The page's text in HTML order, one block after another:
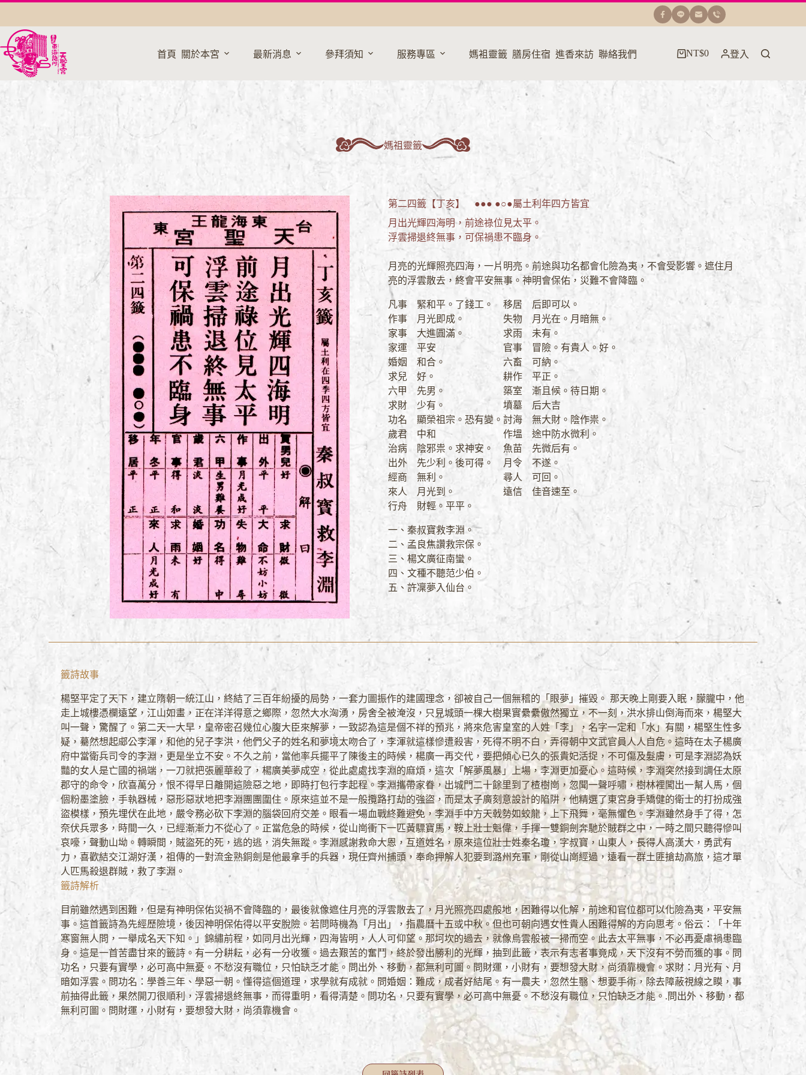
要
首頁 關於本宮 最新消息 參拜須知 服務專區 媽袓靈籤 膳房住宿 進香來訪 聯絡我們
購
NT$0 登入
媽祖靈籤
第二四籤【丁亥】 ●●● ●○●屬土利年四方皆宜
月出光輝四海明， 前途祿位見太平。
浮雲掃退終無事， 可保禍患不臨身。
月亮的光輝照亮四海，一片明亮。前途與功名都會化險為夷，不會受影響。遮住月
亮的浮雲散去，終會平安無事。神明會保佑，災難不會降臨。
凡事 緊和平。了錢工。
作事 月光即成。
家事 大進圓滿。
家運 平安
婚姻 和合。
求兒 好。
六甲 先男。
求財 少有。
功名 顯榮祖宗。恐有變。
歲君 中和
治病 陰邪祟。求神安。
出外 先少利。後可得。
經商 無利。
來人 月光到。
行舟 財輕。平平。
移居 后即可以。
失物 月光在。月暗無。
求雨 未有。
官事 冒險。有貴人。好。
六畜 可納。
耕作 平正。
築室 漸且候。待日期。
墳墓 后大吉
討海 無大財。陰作祟。
作塭 途中防水微利。
魚苗 先微后有。
月令 不遂。
尋人 可回。
遠信 佳音速至。
一、秦叔寶救李淵。
二、孟良焦讚救宗保。
三、楊文廣征南蠻。
四、文種不聽范少伯。
五、許凜夢入仙台。
籤詩故事
楊堅平定了天下，建立隋朝一統江山，終結了三百年紛擾的局勢，一套力圖振作的建國理念，卻被自己一個無稽的「眼夢」摧毀。 那天晚上剛要入眠，朦朧中，他
走上城樓憑欄遠望，江山如畫，正在洋洋得意之鄉際，忽然大水洶湧，房舍全被淹沒，只見城頭一棵大樹果實纍纍傲然獨立，不一刻，洪水排山倒海而來，楊堅大
叫一聲，驚醒了。第二天一大早，皇帝密召幾位心腹大臣來解夢，一致認為這是個不祥的預兆，將來危害皇室的人姓「李」，名字一定和「水」有關，楊堅生性多
疑，驀然想起郕公李渾，和他的兒子李洪，他們父子的姓名和夢境太吻合了，李渾就這樣慘遭殺害，死得不明不白，弄得朝中文武官員人人自危。這時在太子楊廣
府中當衛兵司令的李淵，更是坐立不安。不久之前，當他率兵擺平了陳後主的時候，楊廣一再交代，要把傾心已久的張貴妃活捉，不可傷及髮膚，可是李淵認為妖
豔的女人是亡國的禍端，一刀就把張麗華殺了，楊廣美夢成空，從此處處找李淵的麻煩，這次「解夢風暴」上場，李淵更加憂心。這時候，李淵突然接到調任太原
郡守的命令，欣喜萬分，恨不得早日離開這險惡之地，即時打包行李起程。李淵攜帶家眷，出城門二十餘里到了楂樹崗，忽聞一聲呼嘯，樹林裡闖出一幫人馬，個
個粉墨塗臉，手執器械，惡形惡狀地把李淵團團圍住。原來這並不是一般攬路打劫的強盜，而是太子廣刻意設計的陷阱，他精選了東宮身手矯健的衛士的打扮成強
盜模樣，預先埋伏在此地，嚴令務必砍下李淵的腦袋回府交差。眼看一場血戰終難避免，李淵手中方天戟勢如蛟龍，上下飛舞，毫無懼色。李淵雖然身手了得，怎
奈伏兵眾多，時間一久，已經漸漸力不從心了。正當危急的時候，從山崗衝下一匹黃驃寶馬，鞍上壯士魁偉，手揮一雙銅劍奔馳於賊群之中，一時之間只聽得慘叫
哀嚎，聲動山坳。轉瞬間，賊盜死的死，逃的逃，消失無蹤。李淵感謝救命大恩，互道姓名，原來這位壯士姓秦名瓊，字叔寶，山東人，長得人高漢大，勇武有
力，喜歡結交江湖好漢，祖傳的一對流金熟銅劍是他最拿手的兵器，現任齊州捕頭，奉命押解人犯要到潞州充軍，剛從山崗經過，遠看一群土匪搶劫高旅，這才單
人匹馬殺退群賊，救了李淵。
籤詩解析
目前雖然遇到困難，但是有神明保佑災禍不會降臨的，最後就像遮住月亮的浮雲散去了，月光照亮四處般地，困難得以化解，前途和官位都可以化險為夷，平安無
事。這首籤詩為先經歷險境，後因神明保佑得以平安脫險。若問時機為「月出」，指農曆十五或中秋。但也可朝向遇女性貴人困難得解的方向思考。俗云：「十年
寒窗無人問，一舉成名天下知。」錦繡前程，如同月出光輝，四海皆明，人人可仰望。那坷坎的過去，就像烏雲般被一掃而空。此去太平無事，不必再憂慮禍患臨
身。這是一首苦盡甘來的籤詩。有一分耕耘，必有一分收獲。過去艱苦的奮鬥，終於發出勝利的光輝，抽到此籤，表示有志者事竟成，天下沒有不勞而獲的事。問
功名，只要有實學，必可高中無憂。不愁沒有職位，只怕缺乏才能。問出外、移動，都無利可圖。問財運，小財有，要想發大財，尚須靠機會。求財：月光有、月
暗如浮雲。問功名：學善三年、學惡一朝。懂得這個道理，求學就有成就。問婚姻：難成，成者好結尾。有一農夫，忽然生翳、想要手術，除去障蔽視線之瞙，事
前抽得此籤，果然開刀很順利，浮雲掃退終無事，而得重明，看得清楚。問功名，只要有實學，必可高中無憂。不愁沒有職位，只怕缺乏才能。.問出外、移動，都
無利可圖。問財運，小財有，要想發大財，尚須靠機會。